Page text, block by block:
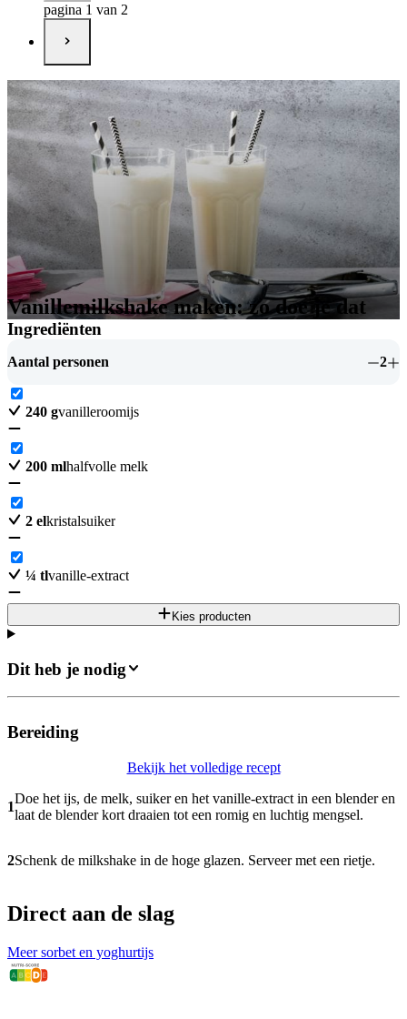
pagina 1 van 2
Vanillemilkshake maken: zo doe je dat
Ingrediënten
Aantal personen 2
240 gvanilleroomijs
200 mlhalfvolle melk
2 elkristalsuiker
¼ tlvanille-extract
Kies producten
Dit heb je nodig
Bereiding
Bekijk het volledige recept
1
Doe het ijs, de melk, suiker en het vanille-extract in een blender en
laat de blender kort draaien tot een romig en luchtig mengsel.
2Schenk de milkshake in de hoge glazen. Serveer met een rietje.
Direct aan de slag
Meer sorbet en yoghurtijs